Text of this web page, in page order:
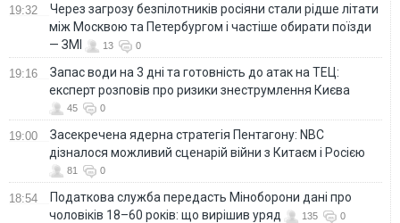
19:32
Через загрозу безпілотників росіяни стали рідше літати
між Москвою та Петербургом і частіше обирати поїзди
— ЗМІ
13 0
19:16
Запас води на 3 дні та готовність до атак на ТЕЦ:
експерт розповів про ризики знеструмлення Києва
45 0
19:00
Засекречена ядерна стратегія Пентагону: NBC
дізналося можливий сценарій війни з Китаєм і Росією
81 0
18:54
Податкова служба передасть Міноборони дані про
чоловіків 18–60 років: що вирішив уряд
135 0